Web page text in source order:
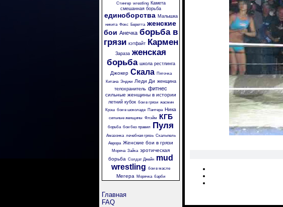
Стингер wrestling
Камета
смешанная борьба
единоборства Малышка
никита Фокс Беретта женские
бои Анечка борьба в
грязи кэтфайт Кармен
Зараза женская
борьба школа рестлинга
Джокер Скала
Пяточка
Китана Энджи Леди Ди женщина
телохранитель фитнес
сильные женщины в истории
летний кубок бои в грязи жасмин
Крэш бои в шоколаде Пантера Ника
сильные женщины Флэйм КГБ
борьба бои без правил Пуля
Амазонка лечебная грязь Скальпель
Аврора Женские бои в грязи
Моряча Зайка эротическая
борьба Солдат Джейн mud
wrestling бои в масле
Мегера Морячка барби
Главная
FAQ